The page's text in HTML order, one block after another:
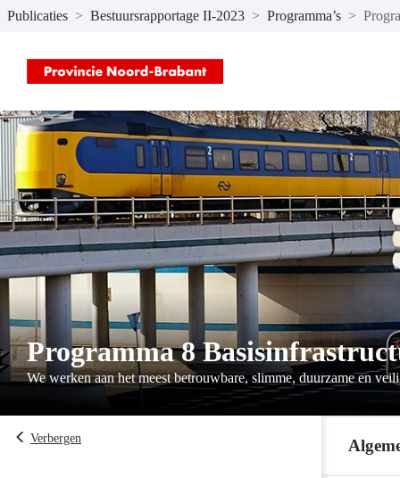
Naar hoofdinhoud
Publicaties > Bestuursrapportage II-2023 > Programma’s >
Programma 8
We werken aan het meest betrouwbare, slimme, duurzame en
Verbergen